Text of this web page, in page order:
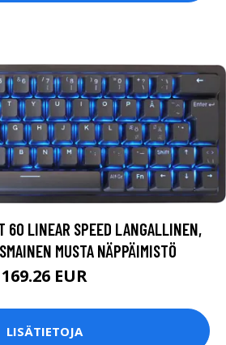
60 LINEAR SPEED LANGALLINEN,
MUSTA NÄPPÄIMISTÖ
169.26 EUR
LISÄTIETOJA